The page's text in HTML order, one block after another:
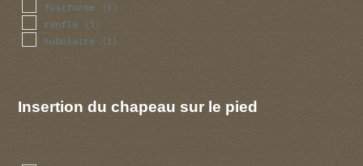
fusiforme (1)
renfle (1)
tubulaire (1)
Insertion du chapeau sur le pied